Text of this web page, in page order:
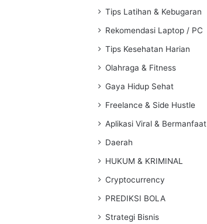
Tips Latihan & Kebugaran
Rekomendasi Laptop / PC
Tips Kesehatan Harian
Olahraga & Fitness
Gaya Hidup Sehat
Freelance & Side Hustle
Aplikasi Viral & Bermanfaat
Daerah
HUKUM & KRIMINAL
Cryptocurrency
PREDIKSI BOLA
Strategi Bisnis